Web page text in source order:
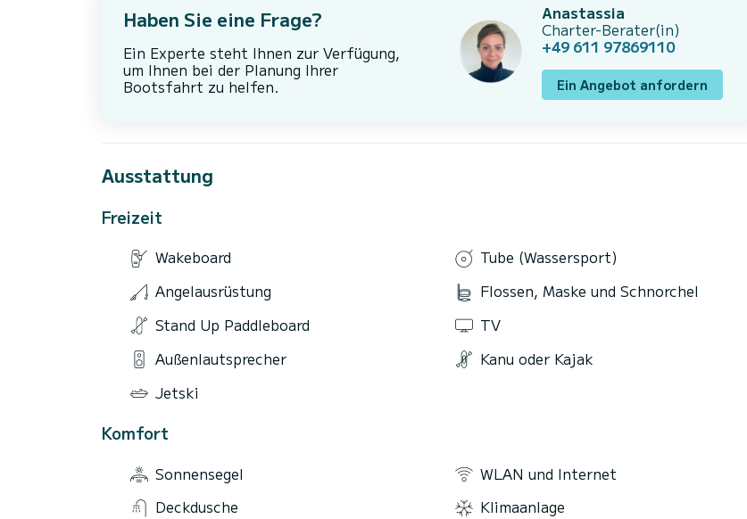
Haben Sie eine Frage?
Ein Experte steht Ihnen zur Verfügung,
um Ihnen bei der Planung Ihrer
Bootsfahrt zu helfen.
Anastassia
Charter-Berater(in)
+49 611 97869110
Ein Angebot anfordern
Ausstattung
Freizeit
Wakeboard
Tube (Wassersport)
Angelausrüstung
Flossen, Maske und Schnorchel
Stand Up Paddleboard
TV
Außenlautsprecher
Kanu oder Kajak
Jetski
Komfort
Sonnensegel
WLAN und Internet
Deckdusche
Klimaanlage